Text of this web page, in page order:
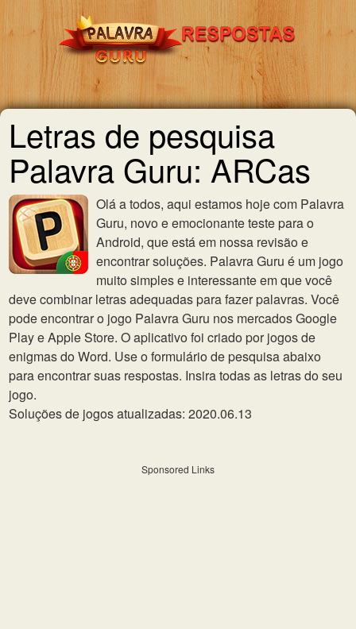
Letras de pesquisa
Palavra Guru: ARCas
Olá a todos, aqui estamos hoje com Palavra
Guru, novo e emocionante teste para o
Android, que está em nossa revisão e
encontrar soluções. Palavra Guru é um jogo
muito simples e interessante em que você
deve combinar letras adequadas para fazer palavras. Você
pode encontrar o jogo Palavra Guru nos mercados Google
Play e Apple Store. O aplicativo foi criado por jogos de
enigmas do Word. Use o formulário de pesquisa abaixo
para encontrar suas respostas. Insira todas as letras do seu
jogo.
Soluções de jogos atualizadas: 2020.06.13
Sponsored Links